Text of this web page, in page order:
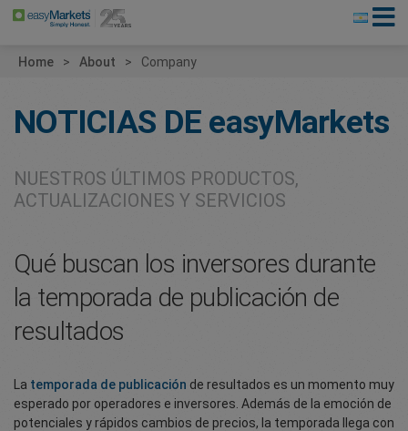
Home About Company
NOTICIAS DE easyMarkets
NUESTROS ÚLTIMOS PRODUCTOS,
ACTUALIZACIONES Y SERVICIOS
Qué buscan los inversores durante
la temporada de publicación de
resultados
La temporada de publicación de resultados es un momento muy
esperado por operadores e inversores. Además de la emoción de
potenciales y rápidos cambios de precios, la temporada llega con